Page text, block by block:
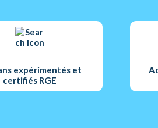
expérimentés et
certifiés RGE